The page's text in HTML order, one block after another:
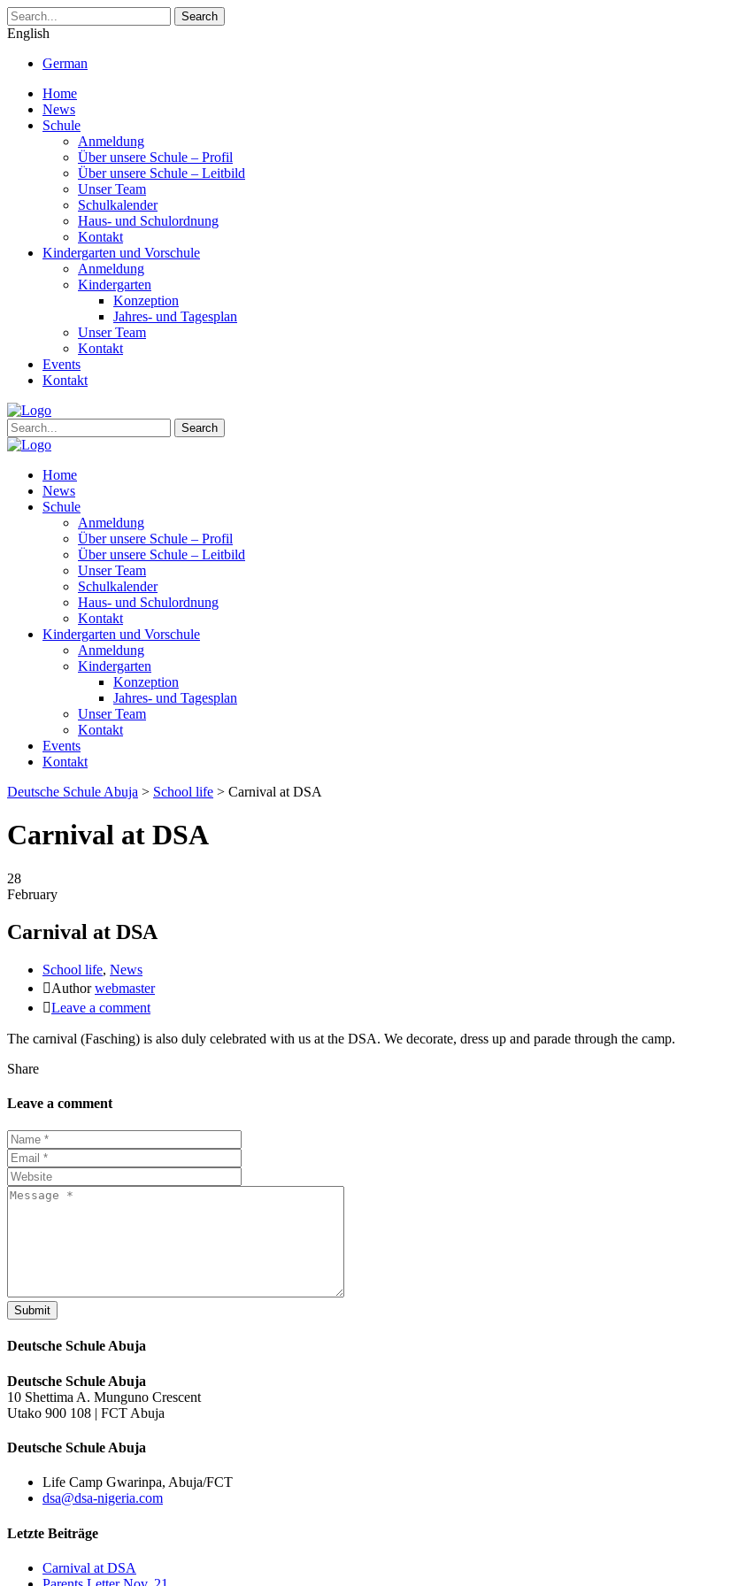
Search
English
German
Home
News
Schule
Anmeldung
Über unsere Schule – Profil
Über unsere Schule – Leitbild
Unser Team
Schulkalender
Haus- und Schulordnung
Kontakt
Kindergarten und Vorschule
Anmeldung
Kindergarten
Konzeption
Jahres- und Tagesplan
Unser Team
Kontakt
Events
Kontakt
Search
Home
News
Schule
Anmeldung
Über unsere Schule – Profil
Über unsere Schule – Leitbild
Unser Team
Schulkalender
Haus- und Schulordnung
Kontakt
Kindergarten und Vorschule
Anmeldung
Kindergarten
Konzeption
Jahres- und Tagesplan
Unser Team
Kontakt
Events
Kontakt
Deutsche Schule Abuja > School life > Carnival at DSA
Carnival at DSA
28
February
Carnival at DSA
School life, News
Authorwebmaster
Leave a comment
The carnival (Fasching) is also duly celebrated with us at the DSA. We decorate, dress up and parade through the camp.
Share
Leave a comment
Submit
Deutsche Schule Abuja
Deutsche Schule Abuja
10 Shettima A. Munguno Crescent
Utako 900 108 | FCT Abuja
Deutsche Schule Abuja
Life Camp Gwarinpa, Abuja/FCT
dsa@dsa-nigeria.com
Letzte Beiträge
Carnival at DSA